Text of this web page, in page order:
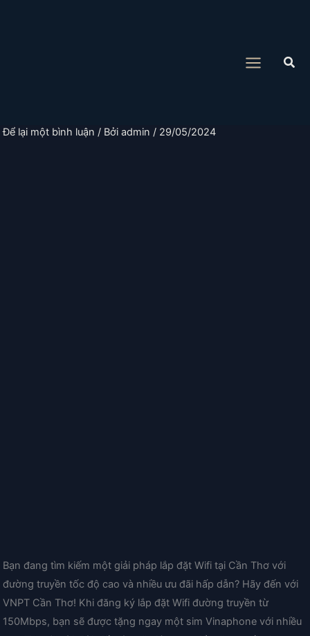
Tìm
Để lại một bình luận / Bởi admin / 29/05/2024
Bạn đang tìm kiếm một giải pháp lắp đặt Wifi tại Cần Thơ với
đường truyền tốc độ cao và nhiều ưu đãi hấp dẫn? Hãy đến với
VNPT Cần Thơ! Khi đăng ký lắp đặt Wifi đường truyền từ
150Mbps, bạn sẽ được tặng ngay một sim Vinaphone với nhiều